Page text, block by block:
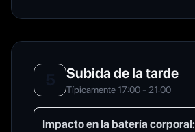
Subida de la tarde
Típicamente 17:00 - 21:00
Impacto en la batería corporal: